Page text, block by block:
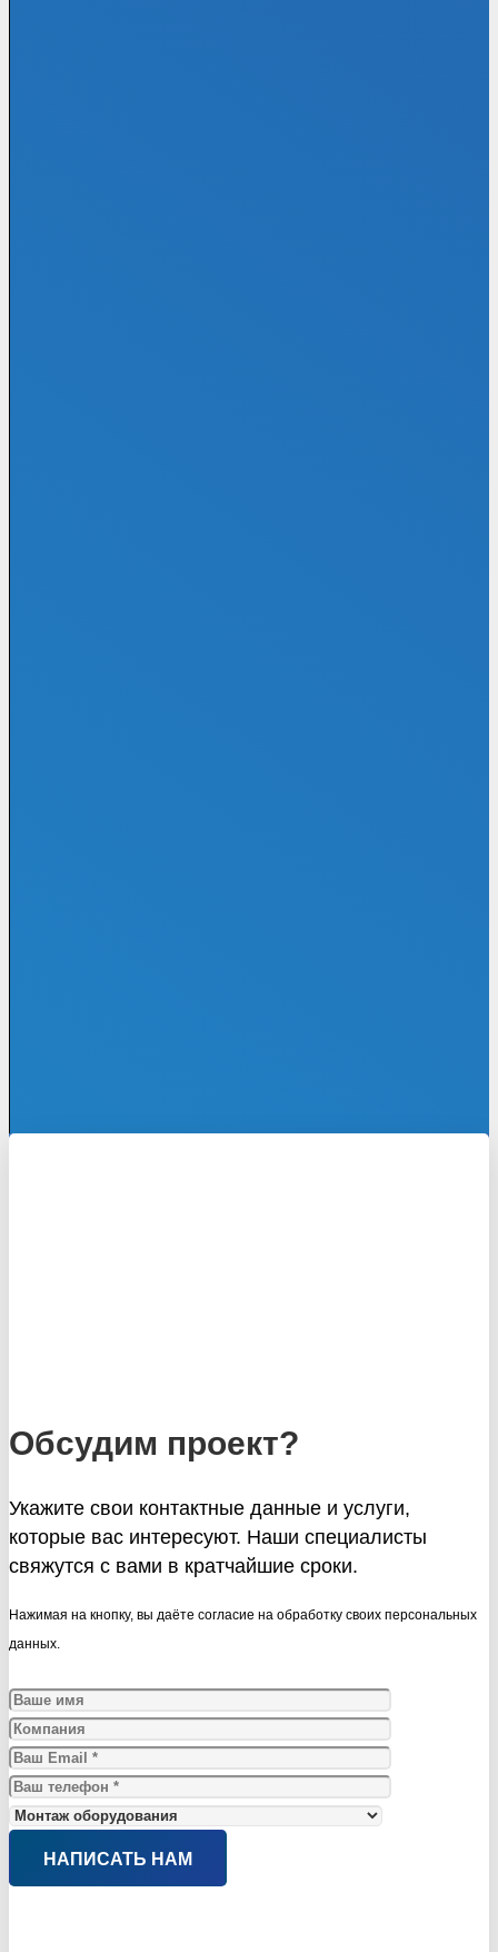
Обсудим проект?
Укажите свои контактные данные и услуги,
которые вас интересуют. Наши специалисты
свяжутся с вами в кратчайшие сроки.
Нажимая на кнопку, вы даёте согласие на обработку своих персональных
данных.